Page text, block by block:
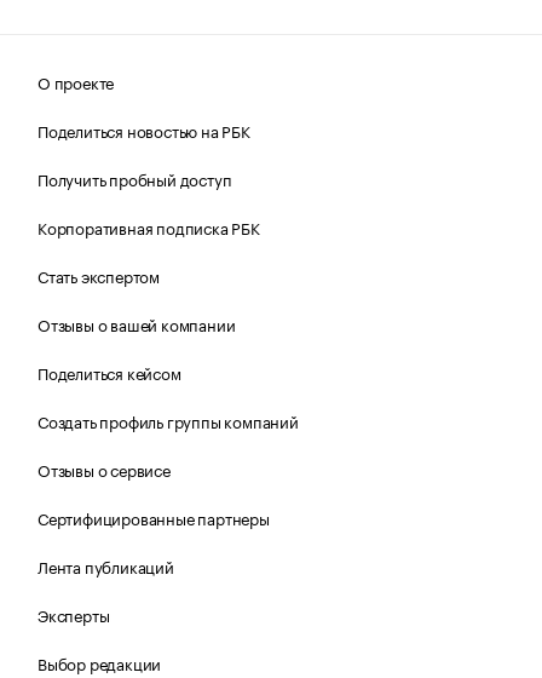
О проекте
Поделиться новостью на РБК
Получить пробный доступ
Корпоративная подписка РБК
Стать экспертом
Отзывы о вашей компании
Поделиться кейсом
Создать профиль группы компаний
Отзывы о сервисе
Сертифицированные партнеры
Лента публикаций
Эксперты
Выбор редакции